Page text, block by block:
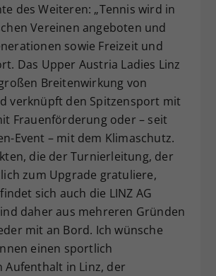
des Weiteren: „Tennis wird in
Vereinen angeboten und
sowie Freizeit und
Das Upper Austria Ladies Linz
Breitenwirkung von
verknüpft den Spitzensport mit
Frauenförderung oder – seit
Event – mit dem Klimaschutz.
die der Turnierleitung, der
zum Upgrade gratuliere,
sich auch die LINZ AG
daher aus mehreren Gründen
mit an Bord. Ich wünsche
einen sportlich
Aufenthalt in Linz, der